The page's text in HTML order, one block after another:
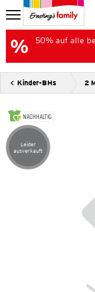
50% auf alle
Kinder-BHs 2
NACHHALTIG
Artikel leider
Leider
ausverkauft